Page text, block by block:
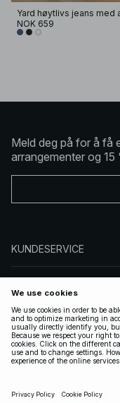
NOK 659
Meld deg på for å få
arrangementer og
KUNDESERVICE
FØLG OSS
LOVLIG